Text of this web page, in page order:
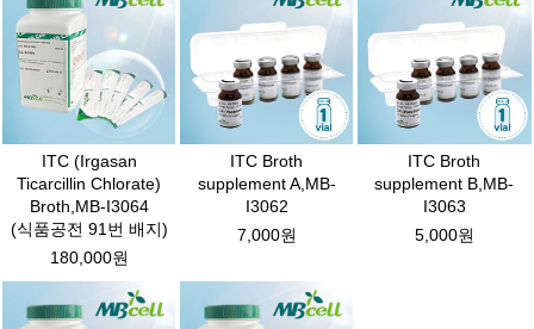
ITC (Irgasan
Ticarcillin Chlorate)
Broth,MB-I3064
(식품공전 91번 배지)
180,000원
ITC Broth
supplement A,MB-
I3062
7,000원
ITC Broth
supplement B,MB-
I3063
5,000원